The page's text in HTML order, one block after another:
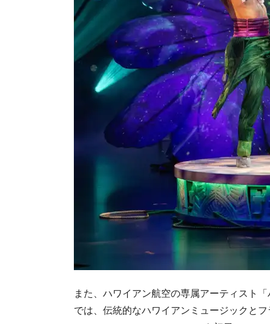
また、ハワイアン航空の専属アーティスト
では、伝統的なハワイアンミュージックと